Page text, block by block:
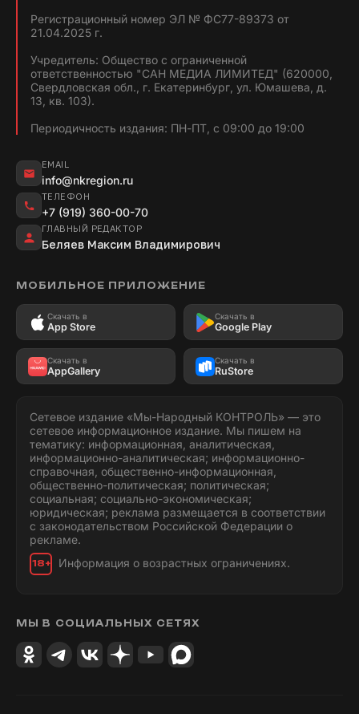
Регистрационный номер ЭЛ № ФС77-89373 от
21.04.2025 г.
Учредитель: Общество с ограниченной
ответственностью "САН МЕДИА ЛИМИТЕД" (620000,
Свердловская обл., г. Екатеринбург, ул. Юмашева, д.
13, кв. 103).
Периодичность издания: ПН-ПТ, с 09:00 до 19:00
EMAIL
info@nkregion.ru
ТЕЛЕФОН
+7 (919) 360-00-70
ГЛАВНЫЙ РЕДАКТОР
Беляев Максим Владимирович
МОБИЛЬНОЕ ПРИЛОЖЕНИЕ
Скачать в
App Store
Скачать в
Google Play
Скачать в
AppGallery
Скачать в
RuStore
Сетевое издание «Мы-Народный КОНТРОЛЬ» — это
сетевое информационное издание. Мы пишем на
тематику: информационная, аналитическая,
информационно-аналитическая; информационно-
справочная, общественно-информационная,
общественно-политическая; политическая;
социальная; социально-экономическая;
юридическая; реклама размещается в соответствии
с законодательством Российской Федерации о
рекламе.
18+ Информация о возрастных ограничениях.
МЫ В СОЦИАЛЬНЫХ СЕТЯХ